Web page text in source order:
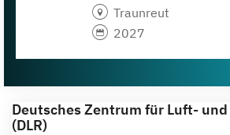
Traunreut
2027
Deutsches Zentrum für Luft- und
(DLR)